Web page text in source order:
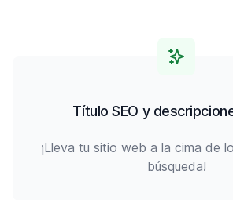
Título SEO y
¡Lleva tu sitio web a la cima de
búsqueda!